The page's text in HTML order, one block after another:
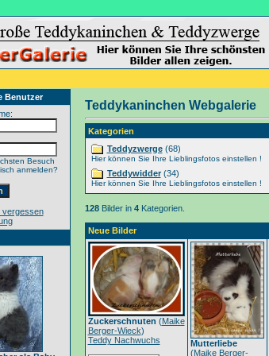
Benutzer
Besuch
anmelden?
vergessen
Teddykaninchen Webgalerie
Kategorien
Teddyzwerge(68)
Hier können Sie Ihre Lieblingsfotos einstellen !
Teddywidder(34)
Hier können Sie Ihre Lieblingsfotos einstellen !
128Bilder in 4Kategorien.
Neue Bilder
Zuckerschnuten (Maike
Berger-Wieck)
Teddy Nachwuchs
Mutterliebe
(Maike Berger-